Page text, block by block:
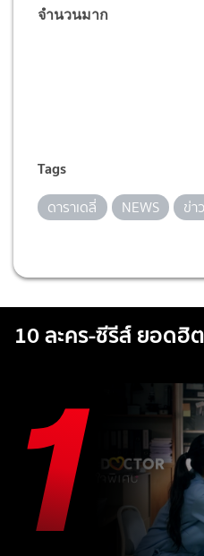
จำนวนมาก
Tags
ดาราเดลี่ NEWS ข่า
10 ละคร-ซีรีส์ ยอดฮิต